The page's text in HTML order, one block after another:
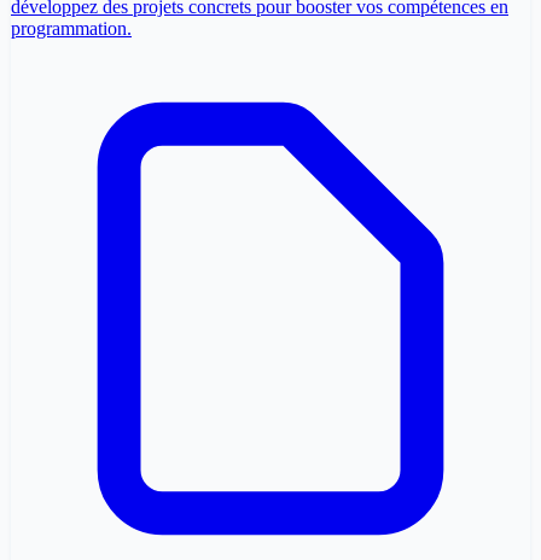
développez des projets concrets pour booster vos compétences en
programmation.